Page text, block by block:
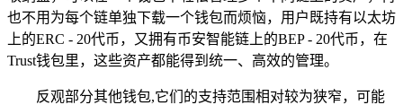
也不用为每个链单独下载一个钱包而烦恼，用户既持有以太坊
上的ERC - 20代币，又拥有币安智能链上的BEP - 20代币，在
Trust钱包里，这些资产都能得到统一、高效的管理。
反观部分其他钱包,它们的支持范围相对较为狭窄，可能